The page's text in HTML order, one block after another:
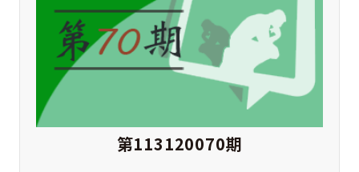
第113120070期